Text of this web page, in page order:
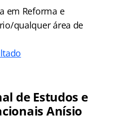
em Reforma e
qualquer área de
de Estudos e
Anísio